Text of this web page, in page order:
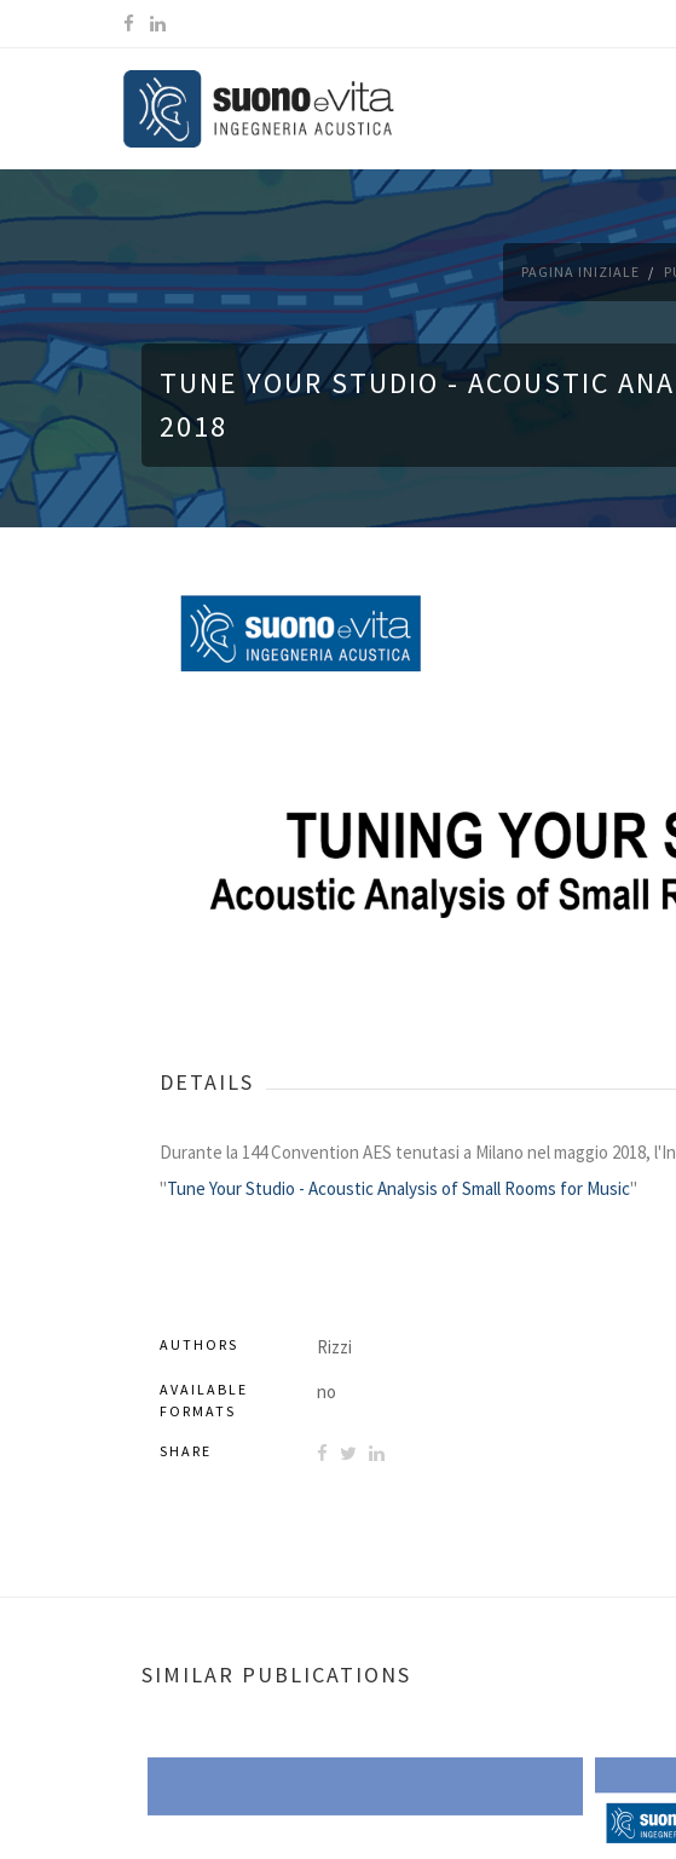
TUNE YOUR STUDIO - ACOUSTIC
2018
PAGINA INIZIALE
DETAILS
Durante la 144 Convention AES tenutasi a Milano nel maggio 2018,
"Tune Your Studio - Acoustic Analysis of Small Rooms for Music"
AUTHORS Rizzi
AVAILABLE
FORMATS
no
SHARE
SIMILAR PUBLICATIONS